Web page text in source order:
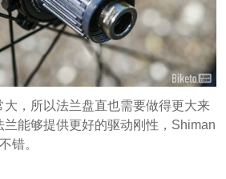
大，所以法兰盘直也需要做得更大来
兰能够提供更好的驱动刚性，Shiman
错。